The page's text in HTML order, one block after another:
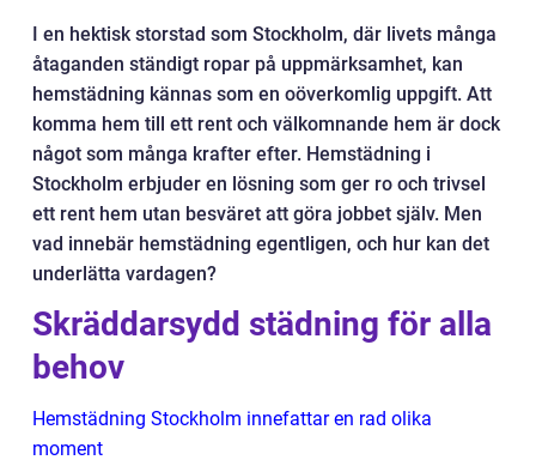
I en hektisk storstad som Stockholm, där livets många
åtaganden ständigt ropar på uppmärksamhet, kan
hemstädning kännas som en oöverkomlig uppgift. Att
komma hem till ett rent och välkomnande hem är dock
något som många krafter efter. Hemstädning i
Stockholm erbjuder en lösning som ger ro och trivsel
ett rent hem utan besväret att göra jobbet själv. Men
vad innebär hemstädning egentligen, och hur kan det
underlätta vardagen?
Skräddarsydd städning för alla
behov
Hemstädning Stockholm innefattar en rad olika
moment